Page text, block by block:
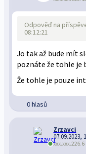
Odpověď na
08:12:21
Jo tak až bude mít
poznáte že tohle je
Že tohle je pouze
0 hlasů
Zrzavci
07.09.2023,
xxx.xxx.226.6